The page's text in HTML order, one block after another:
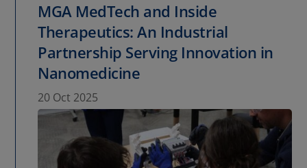
MGA MedTech and Inside
Therapeutics: An Industrial
Partnership Serving Innovation in
Nanomedicine
20 Oct 2025